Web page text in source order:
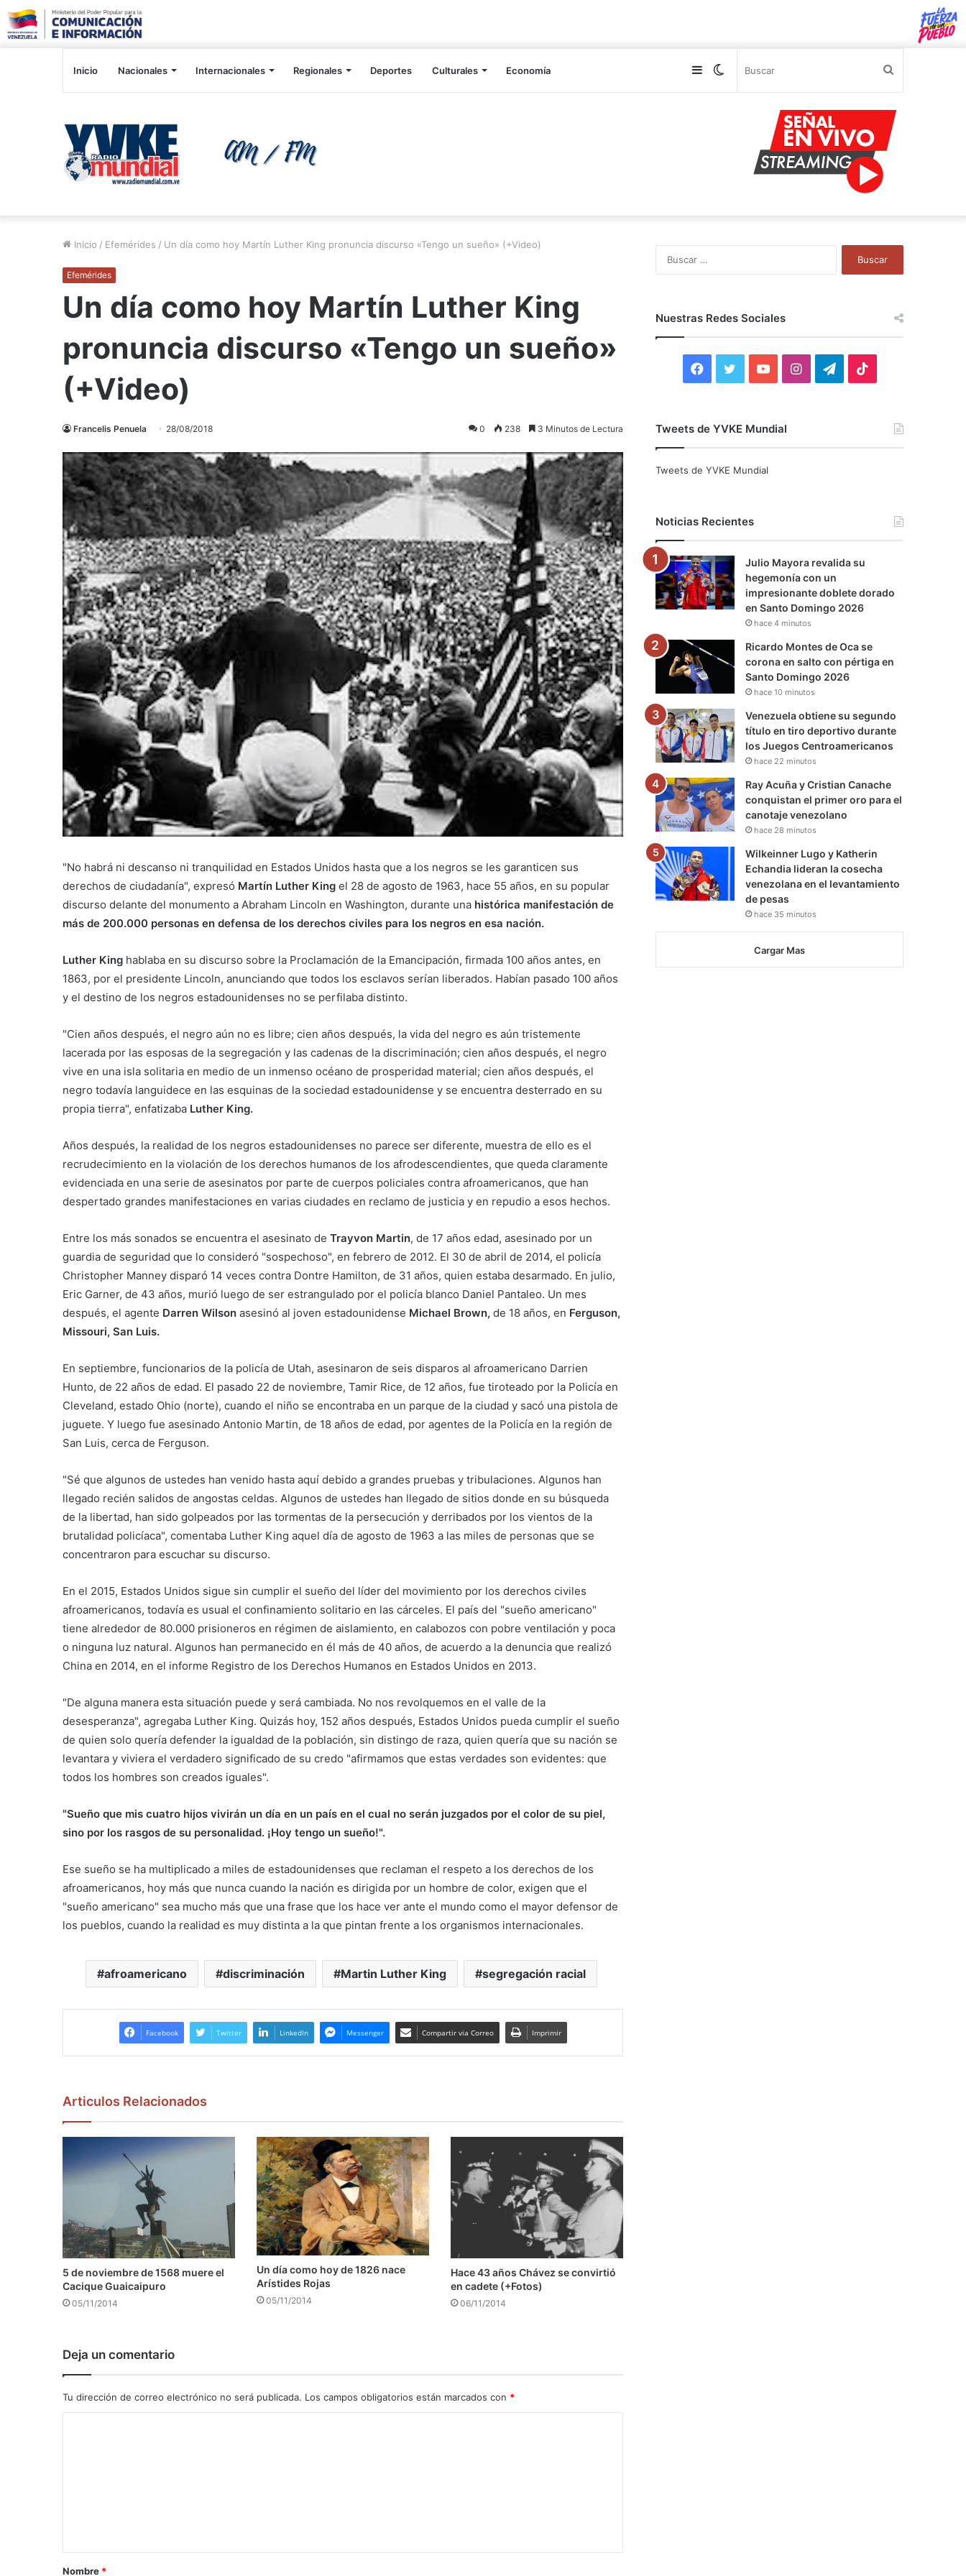
Inicio Nacionales Internacionales Regionales Deportes Culturales Economía Switch
Sidebar
Inicio / Efemérides / Un día como hoy Martín Luther King pronuncia discurso «Tengo un sueño» (+Video)
Efemérides
Un día como hoy Martín Luther King
pronuncia discurso «Tengo un sueño»
(+Video)
Francelis Penuela 28/08/2018 0 238 3 Minutos de Lectura
"No habrá ni descanso ni tranquilidad en Estados Unidos hasta que a los negros se les garanticen sus
derechos de ciudadanía", expresó Martín Luther King el 28 de agosto de 1963, hace 55 años, en su popular
discurso delante del monumento a Abraham Lincoln en Washington, durante una histórica manifestación de
más de 200.000 personas en defensa de los derechos civiles para los negros en esa nación.
Luther King hablaba en su discurso sobre la Proclamación de la Emancipación, firmada 100 años antes, en
1863, por el presidente Lincoln, anunciando que todos los esclavos serían liberados. Habían pasado 100 años
y el destino de los negros estadounidenses no se perfilaba distinto.
"Cien años después, el negro aún no es libre; cien años después, la vida del negro es aún tristemente
lacerada por las esposas de la segregación y las cadenas de la discriminación; cien años después, el negro
vive en una isla solitaria en medio de un inmenso océano de prosperidad material; cien años después, el
negro todavía languidece en las esquinas de la sociedad estadounidense y se encuentra desterrado en su
propia tierra", enfatizaba Luther King.
Años después, la realidad de los negros estadounidenses no parece ser diferente, muestra de ello es el
recrudecimiento en la violación de los derechos humanos de los afrodescendientes, que queda claramente
evidenciada en una serie de asesinatos por parte de cuerpos policiales contra afroamericanos, que han
despertado grandes manifestaciones en varias ciudades en reclamo de justicia y en repudio a esos hechos.
Entre los más sonados se encuentra el asesinato de Trayvon Martin, de 17 años edad, asesinado por un
guardia de seguridad que lo consideró "sospechoso", en febrero de 2012. El 30 de abril de 2014, el policía
Christopher Manney disparó 14 veces contra Dontre Hamilton, de 31 años, quien estaba desarmado. En julio,
Eric Garner, de 43 años, murió luego de ser estrangulado por el policía blanco Daniel Pantaleo. Un mes
después, el agente Darren Wilson asesinó al joven estadounidense Michael Brown, de 18 años, en Ferguson,
Missouri, San Luis.
En septiembre, funcionarios de la policía de Utah, asesinaron de seis disparos al afroamericano Darrien
Hunto, de 22 años de edad. El pasado 22 de noviembre, Tamir Rice, de 12 años, fue tiroteado por la Policía en
Cleveland, estado Ohio (norte), cuando el niño se encontraba en un parque de la ciudad y sacó una pistola de
juguete. Y luego fue asesinado Antonio Martin, de 18 años de edad, por agentes de la Policía en la región de
San Luis, cerca de Ferguson.
"Sé que algunos de ustedes han venido hasta aquí debido a grandes pruebas y tribulaciones. Algunos han
llegado recién salidos de angostas celdas. Algunos de ustedes han llegado de sitios donde en su búsqueda
de la libertad, han sido golpeados por las tormentas de la persecución y derribados por los vientos de la
brutalidad policíaca", comentaba Luther King aquel día de agosto de 1963 a las miles de personas que se
concentraron para escuchar su discurso.
En el 2015, Estados Unidos sigue sin cumplir el sueño del líder del movimiento por los derechos civiles
afroamericanos, todavía es usual el confinamiento solitario en las cárceles. El país del "sueño americano"
tiene alrededor de 80.000 prisioneros en régimen de aislamiento, en calabozos con pobre ventilación y poca
o ninguna luz natural. Algunos han permanecido en él más de 40 años, de acuerdo a la denuncia que realizó
China en 2014, en el informe Registro de los Derechos Humanos en Estados Unidos en 2013.
"De alguna manera esta situación puede y será cambiada. No nos revolquemos en el valle de la
desesperanza", agregaba Luther King. Quizás hoy, 152 años después, Estados Unidos pueda cumplir el sueño
de quien solo quería defender la igualdad de la población, sin distingo de raza, quien quería que su nación se
levantara y viviera el verdadero significado de su credo "afirmamos que estas verdades son evidentes: que
todos los hombres son creados iguales".
"Sueño que mis cuatro hijos vivirán un día en un país en el cual no serán juzgados por el color de su piel,
sino por los rasgos de su personalidad. ¡Hoy tengo un sueño!".
Ese sueño se ha multiplicado a miles de estadounidenses que reclaman el respeto a los derechos de los
afroamericanos, hoy más que nunca cuando la nación es dirigida por un hombre de color, exigen que el
"sueño americano" sea mucho más que una frase que los hace ver ante el mundo como el mayor defensor de
los pueblos, cuando la realidad es muy distinta a la que pintan frente a los organismos internacionales.
afroamericano discriminación Martin Luther King segregación racial
Facebook Twitter LinkedIn Messenger Compartir via Correo Imprimir
Articulos Relacionados
5 de noviembre de 1568 muere el
Cacique Guaicaipuro
05/11/2014
Un día como hoy de 1826 nace
Arístides Rojas
05/11/2014
Hace 43 años Chávez se convirtió
en cadete (+Fotos)
06/11/2014
Deja un comentario
Tu dirección de correo electrónico no será publicada. Los campos obligatorios están marcados con *
a
Nombre *
Nuestras Redes Sociales
F
c
o
k
i
r
Y
u
e
I
r
a
m
T
a
m
Tweets de YVKE Mundial
Tweets de YVKE Mundial
Noticias Recientes
Julio Mayora revalida su
hegemonía con un
impresionante doblete dorado
en Santo Domingo 2026
hace 4 minutos
Ricardo Montes de Oca se
corona en salto con pértiga en
Santo Domingo 2026
hace 10 minutos
Venezuela obtiene su segundo
título en tiro deportivo durante
los Juegos Centroamericanos
hace 22 minutos
Ray Acuña y Cristian Canache
conquistan el primer oro para el
canotaje venezolano
hace 28 minutos
Wilkeinner Lugo y Katherin
Echandia lideran la cosecha
venezolana en el levantamiento
de pesas
hace 35 minutos
Cargar Mas